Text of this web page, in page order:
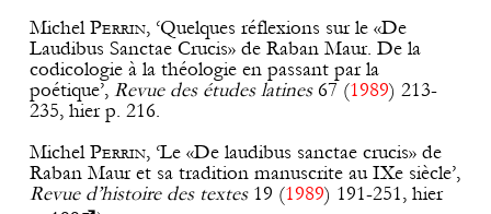
MichelPerrin, ‘Quelques réflexions sur le «De
Laudibus Sanctae Crucis» de Raban Maur. De la
codicologie à la théologie en passant par la
poétique’, Revue des études latines 67 (1989) 213-
235, hier p. 216.
MichelPerrin, ‘Le «De laudibus sanctae crucis» de
Raban Maur et sa tradition manuscrite au IXe siècle’,
Revue d’histoire des textes19 (1989) 191-251, hier